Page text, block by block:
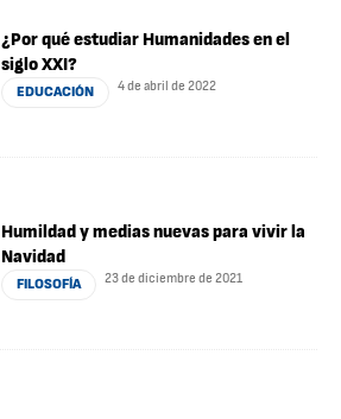
¿Por qué estudiar Humanidades en el
siglo XXI?
EDUCACIÓN 4 de abril de 2022
Humildad y medias nuevas para vivir la
Navidad
FILOSOFÍA 23 de diciembre de 2021